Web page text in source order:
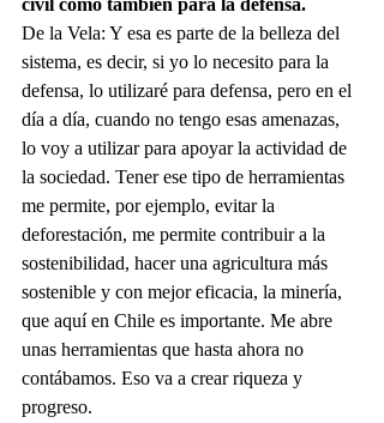
civil como también para la defensa.
De la Vela: Y esa es parte de la belleza del
sistema, es decir, si yo lo necesito para la
defensa, lo utilizaré para defensa, pero en el
día a día, cuando no tengo esas amenazas,
lo voy a utilizar para apoyar la actividad de
la sociedad. Tener ese tipo de herramientas
me permite, por ejemplo, evitar la
deforestación, me permite contribuir a la
sostenibilidad, hacer una agricultura más
sostenible y con mejor eficacia, la minería,
que aquí en Chile es importante. Me abre
unas herramientas que hasta ahora no
contábamos. Eso va a crear riqueza y
progreso.